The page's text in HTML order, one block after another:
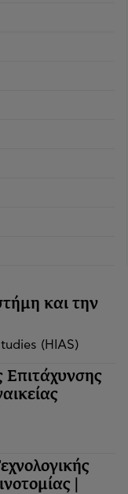
και την
(HIAS)
Επιτάχυνσης
|